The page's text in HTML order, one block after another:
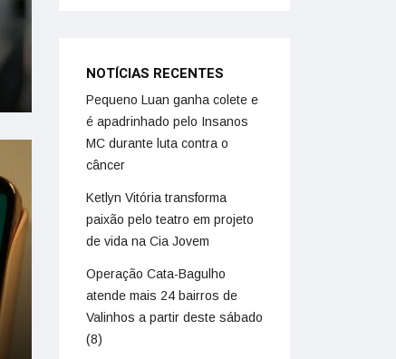
NOTÍCIAS RECENTES
Pequeno Luan ganha colete e
é apadrinhado pelo Insanos
MC durante luta contra o
câncer
Ketlyn Vitória transforma
paixão pelo teatro em projeto
de vida na Cia Jovem
Operação Cata-Bagulho
atende mais 24 bairros de
Valinhos a partir deste sábado
(8)